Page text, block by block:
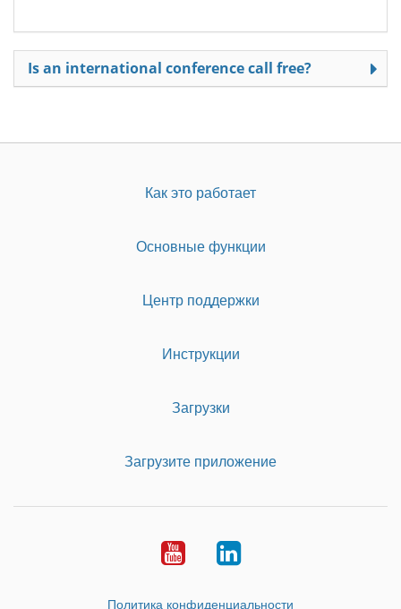
Is an international conference call free?
Как это работает
Основные функции
Центр поддержки
Инструкции
Загрузки
Загрузите приложение
YoutubeLinkedIn
Политика конфиденциальности